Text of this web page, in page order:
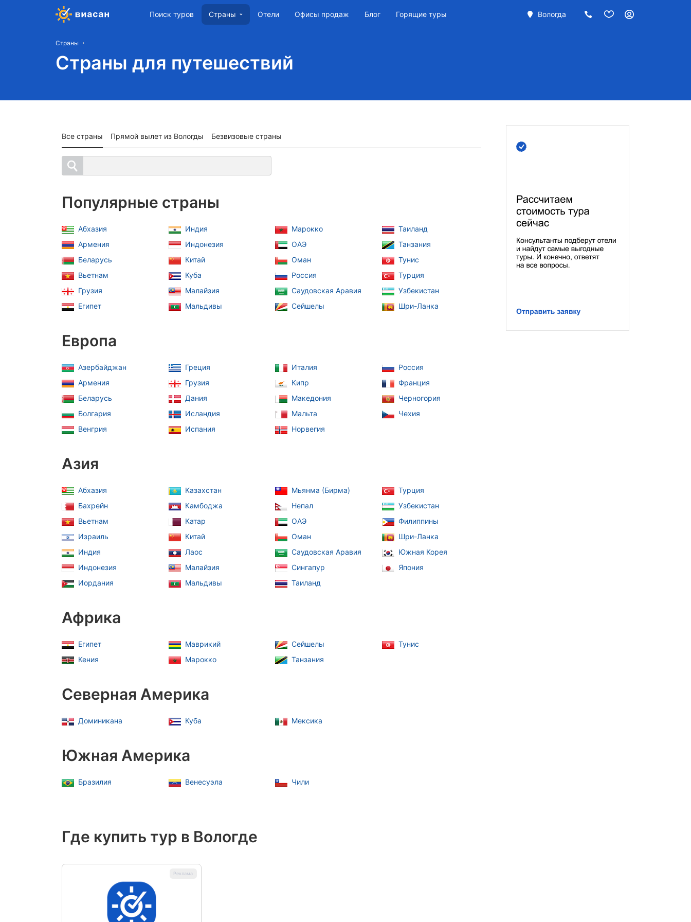
Вологда
Поиск туров Страны Отели Офисы продаж Блог Горящие туры
Страны
Страны для путешествий
Все страны Прямой вылет из Вологды Безвизовые страны
Популярные страны
Абхазия
Армения
Беларусь
Вьетнам
Грузия
Египет
Индия
Индонезия
Китай
Куба
Малайзия
Мальдивы
Марокко
ОАЭ
Оман
Россия
Саудовская Аравия
Сейшелы
Таиланд
Танзания
Тунис
Турция
Узбекистан
Шри-Ланка
Европа
Азербайджан
Армения
Беларусь
Болгария
Венгрия
Греция
Грузия
Дания
Исландия
Испания
Италия
Кипр
Македония
Мальта
Норвегия
Россия
Франция
Черногория
Чехия
Азия
Абхазия
Бахрейн
Вьетнам
Израиль
Индия
Индонезия
Иордания
Казахстан
Камбоджа
Катар
Китай
Лаос
Малайзия
Мальдивы
Мьянма (Бирма)
Непал
ОАЭ
Оман
Саудовская Аравия
Сингапур
Таиланд
Турция
Узбекистан
Филиппины
Шри-Ланка
Южная Корея
Япония
Африка
Египет
Кения
Маврикий
Марокко
Сейшелы
Танзания
Тунис
Северная Америка
Доминикана Куба Мексика
Южная Америка
Бразилия Венесуэла Чили
Где купить тур в Вологде